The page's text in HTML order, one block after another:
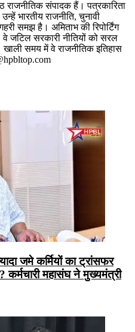
राजनीतिक संपादक हैं। पत्रकारिता
भारतीय राजनीति, चुनावी
समझ है। अमिताभ की रिपोर्टिंग
वे जटिल सरकारी नीतियों को सरल
खाली समय में वे राजनीतिक इतिहास
जमे कर्मियों का ट्रांसफर
कर्मचारी महासंघ ने मुख्यमंत्री